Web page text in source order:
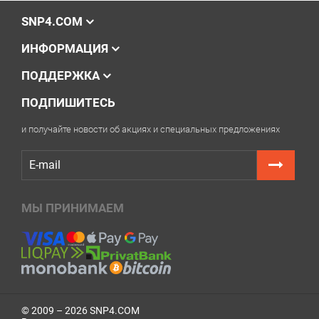
Удерживая кнопку
подряд
включиться без звука и отображать
Через несколько секунд устройство
состоянии оно готово к сбросу.
дождитесь автоматического определения.
Купите ключ для сброса памперса Canon PIXMA
G4800 на этой странице.
В появившееся поле введите купленный ключ и
Дождитесь уведомления программы о
завершении сброса.
Выключите и снова включите принтер. Ошибка
должна исчезнуть и печать станет доступна.
SNP4.COM
ИНФОРМАЦИЯ
ПОДДЕРЖКА
ПОДПИШИТЕСЬ
и получайте новости об акциях и специальных предложениях
МЫ ПРИНИМАЕМ
© 2009 – 2026 SNP4.COM